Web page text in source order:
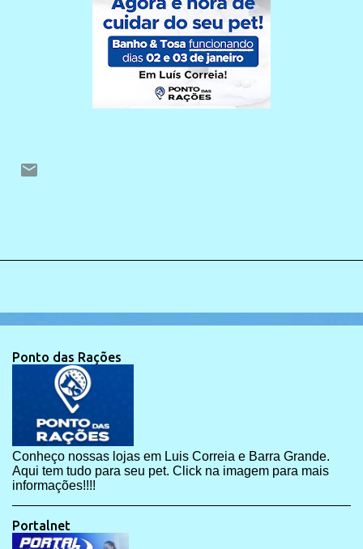
Ponto das Rações
Conheço nossas lojas em Luis Correia e Barra Grande.
Aqui tem tudo para seu pet. Click na imagem para mais
informações!!!!
Portalnet